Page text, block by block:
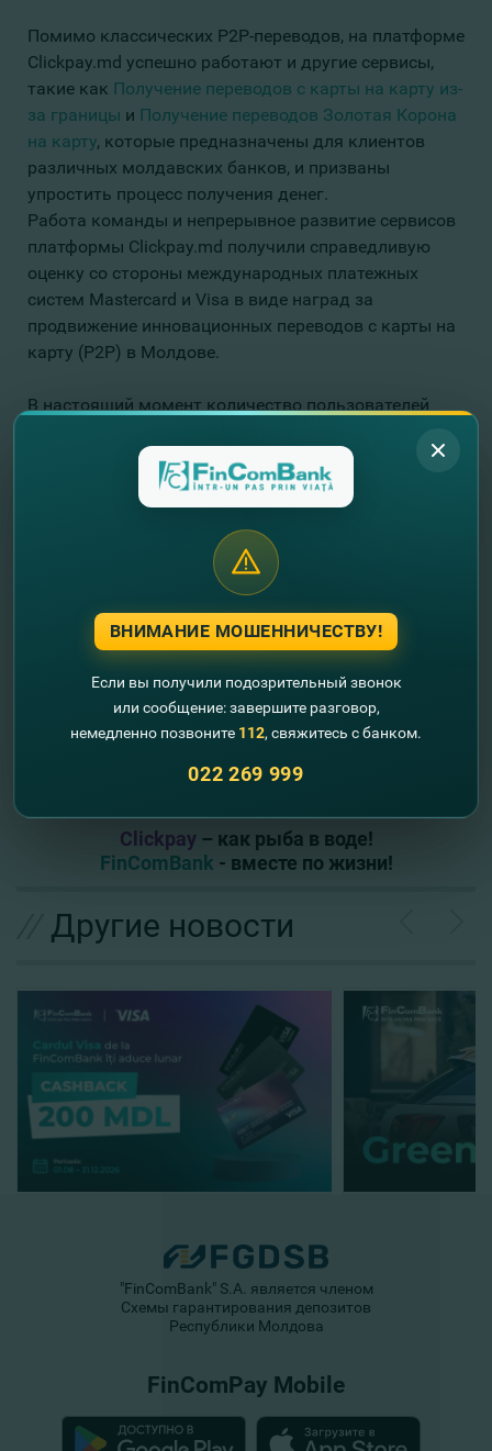
Помимо классических P2P-переводов, на платформе
Clickpay.md успешно работают и другие сервисы,
такие как Получение переводов с карты на карту из-
за границы и Получение переводов Золотая Корона
на карту, которые предназначены для клиентов
различных молдавских банков, и призваны
упростить процесс получения денег.
Работа команды и непрерывное развитие сервисов
платформы Clickpay.md получили справедливую
оценку со стороны международных платежных
систем Mastercard и Visa в виде наград за
продвижение инновационных переводов с карты на
карту (P2P) в Молдове.
В настоящий момент количество пользователей
000. Награды, полученные Clickpay.md в рамках
Marca comercială a anului 2020
был организован Торгово-промышленной палатой
Республики Молдова в партнерстве с
Государственным агентством интеллектуальной
собственности демонстрирует высокую оценку
Clickpay.mdв этом конкурсе.
помогает быть ближе к родным и близким, где бы
Clickpay– как рыба в воде!
FinComBank - вместе по жизни!
Другие новости
"FinComBank" S.A. является членом
Схемы гарантирования депозитов
Республики Молдова
FinComPay Mobile
ВНИМАНИЕ МОШЕННИЧЕСТВУ!
Если вы получили подозрительный звонок
или сообщение: завершите разговор,
немедленно позвоните 112, свяжитесь с банком.
022 269 999